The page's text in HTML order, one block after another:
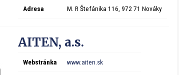
Adresa M. R Štefánika 116, 972 71 Nováky
AITEN, a.s.
Webstránka www.aiten.sk